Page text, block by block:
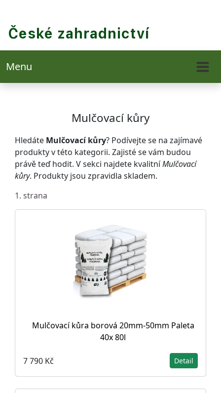
Menu
Mulčovací kůry
Hledáte Mulčovací kůry? Podívejte se na zajímavé
produkty v této kategorii. Zajisté se vám budou
právě teď hodit. V sekci najdete kvalitníMulčovací
kůry. Produkty jsou zpravidla skladem.
1. strana
Mulčovací kůra borová 20mm-50mm Paleta
40x 80l
7 790 Kč Detail